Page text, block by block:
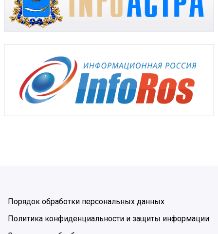
Порядок обработки персональных данных
Политика конфиденциальности и защиты информации